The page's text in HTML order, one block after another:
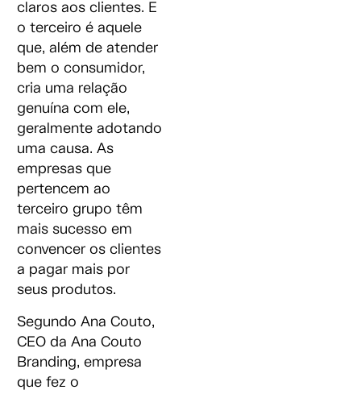
claros aos clientes. E
o terceiro é aquele
que, além de atender
bem o consumidor,
cria uma relação
genuína com ele,
geralmente adotando
uma causa. As
empresas que
pertencem ao
terceiro grupo têm
mais sucesso em
convencer os clientes
a pagar mais por
seus produtos.
Segundo Ana Couto,
CEO da Ana Couto
Branding, empresa
que fez o